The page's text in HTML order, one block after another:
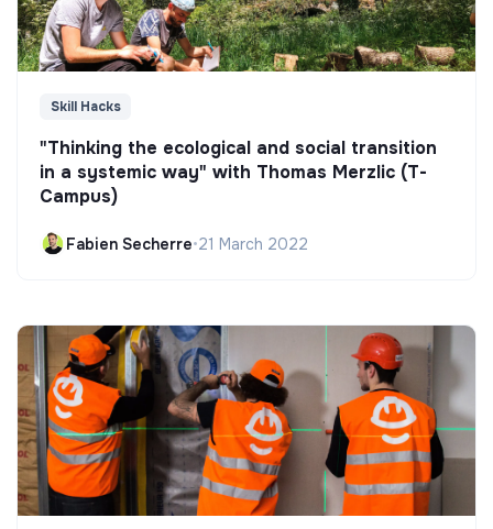
Skill Hacks
"Thinking the ecological and social transition
in a systemic way" with Thomas Merzlic (T-
Campus)
Fabien Secherre•21 March 2022